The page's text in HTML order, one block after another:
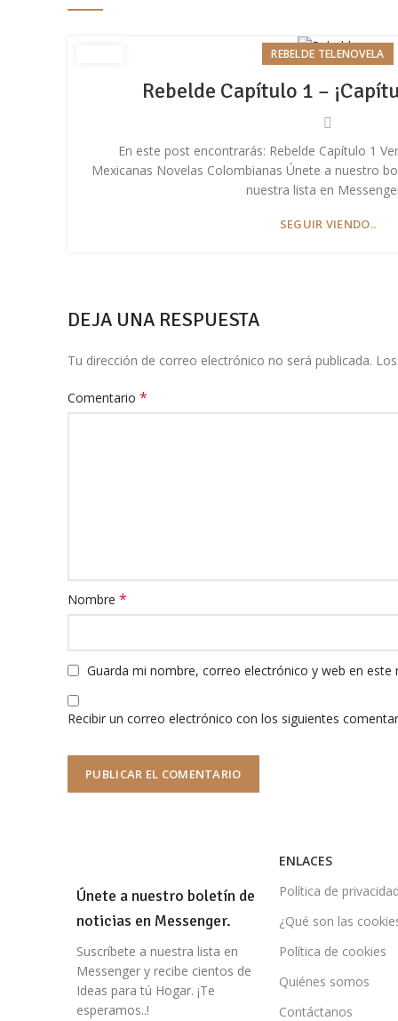
REBELDE TELENOVELA
Rebelde Capítulo 1 –
En este post encontrarás: Rebelde Capítulo 1
Mexicanas Novelas Colombianas Únete a nuestro
nuestra lista en
SEGUIR VIENDO..
DEJA UNA RESPUESTA
Tu dirección de correo electrónico no será publicada.
Comentario *
Nombre *
Guarda mi nombre, correo electrónico y web en
Recibir un correo electrónico con los siguientes
Únete a nuestro boletín de
noticias en Messenger.
Suscríbete a nuestra lista en
Messenger y recibe cientos de
Ideas para tú Hogar. ¡Te
esperamos..!
ENLACES
Política de
¿Qué son las
Política de cookies
Quiénes somos
Contáctanos